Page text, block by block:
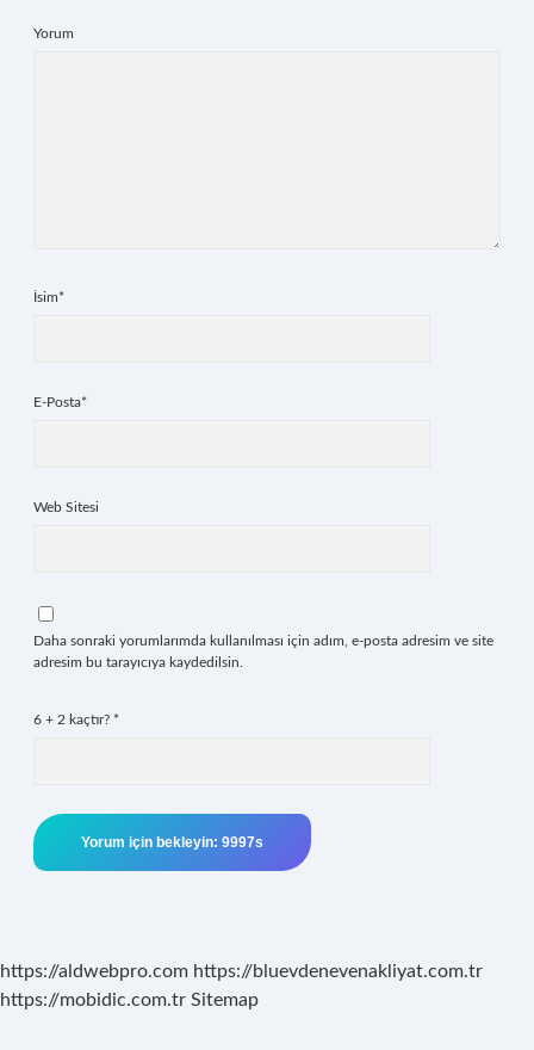
Yorum
İsim*
E-Posta*
Web Sitesi
Daha sonraki yorumlarımda kullanılması için adım, e-posta adresim ve site
adresim bu tarayıcıya kaydedilsin.
6 + 2 kaçtır? *
https://aldwebpro.com https://bluevdenevenakliyat.com.tr
https://mobidic.com.tr Sitemap